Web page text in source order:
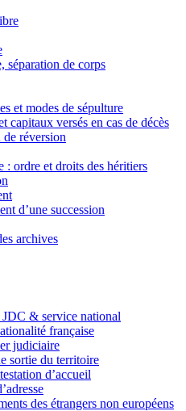
séparation de corps
et modes de sépulture
capitaux versés en cas de décès
de réversion
: ordre et droits des héritiers
d’une succession
archives
JDC & service national
française
judiciaire
sortie du territoire
d’accueil
des étrangers non européens